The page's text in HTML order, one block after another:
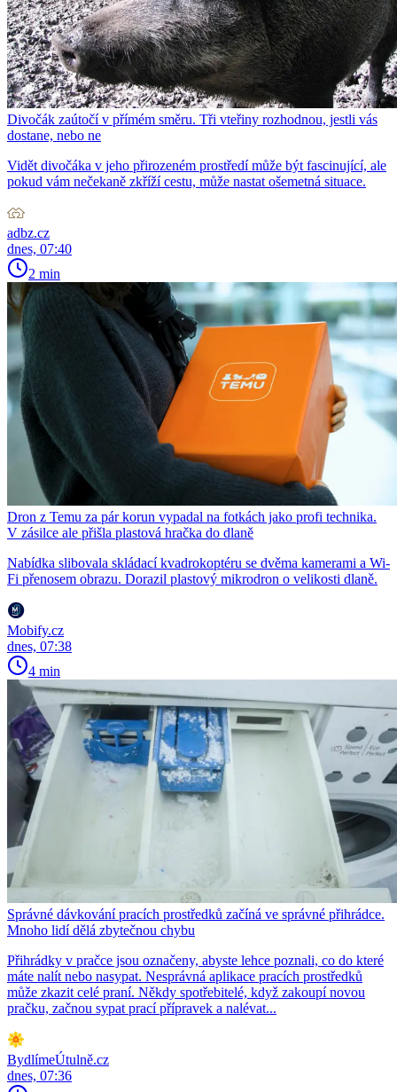
Divočák zaútočí v přímém směru. Tři vteřiny rozhodnou, jestli vás
dostane, nebo ne
Vidět divočáka v jeho přirozeném prostředí může být fascinující, ale
pokud vám nečekaně zkříží cestu, může nastat ošemetná situace.
adbz.cz
dnes, 07:40
2 min
Dron z Temu za pár korun vypadal na fotkách jako profi technika.
V zásilce ale přišla plastová hračka do dlaně
Nabídka slibovala skládací kvadrokoptéru se dvěma kamerami a Wi-
Fi přenosem obrazu. Dorazil plastový mikrodron o velikosti dlaně.
Mobify.cz
dnes, 07:38
4 min
Správné dávkování pracích prostředků začíná ve správné přihrádce.
Mnoho lidí dělá zbytečnou chybu
Přihrádky v pračce jsou označeny, abyste lehce poznali, co do které
máte nalít nebo nasypat. Nesprávná aplikace pracích prostředků
může zkazit celé praní. Někdy spotřebitelé, když zakoupí novou
pračku, začnou sypat prací přípravek a nalévat...
BydlímeÚtulně.cz
dnes, 07:36